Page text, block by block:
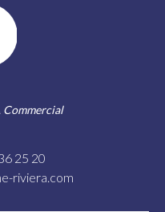
Commercial
25 20
riviera.com